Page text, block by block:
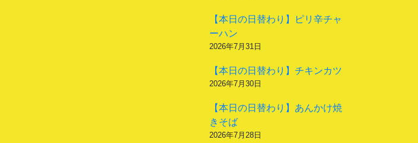
【本日の日替わり】ピリ辛チャ
ーハン
2026年7月31日
【本日の日替わり】チキンカツ
2026年7月30日
【本日の日替わり】あんかけ焼
きそば
2026年7月28日